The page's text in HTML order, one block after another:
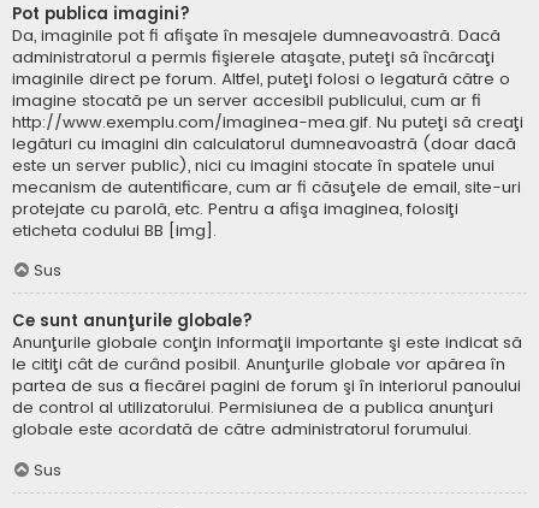
Pot publica imagini?
Da, imaginile pot fi afişate în mesajele dumneavoastră. Dacă
administratorul a permis fişierele ataşate, puteţi să încărcaţi
imaginile direct pe forum. Altfel, puteţi folosi o legatură către o
imagine stocată pe un server accesibil publicului, cum ar fi
http://www.exemplu.com/imaginea-mea.gif. Nu puteţi să creaţi
legături cu imagini din calculatorul dumneavoastră (doar dacă
este un server public), nici cu imagini stocate în spatele unui
mecanism de autentificare, cum ar fi căsuţele de email, site-uri
protejate cu parolă, etc. Pentru a afişa imaginea, folosiţi
eticheta codului BB [img].
Sus
Ce sunt anunţurile globale?
Anunţurile globale conţin informaţii importante şi este indicat să
le citiţi cât de curând posibil. Anunţurile globale vor apărea în
partea de sus a fiecărei pagini de forum şi în interiorul panoului
de control al utilizatorului. Permisiunea de a publica anunţuri
globale este acordată de către administratorul forumului.
Sus